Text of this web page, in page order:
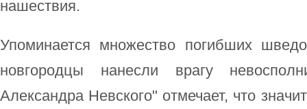
нашествия.
Упоминается множество погибших
новгородцы нанесли врагу
Александра Невского" отмечает, что